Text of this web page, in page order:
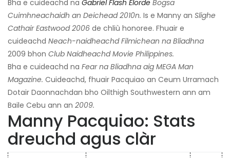
Bha e cuideachd na Gabriel Flash Elorde Bogsa
Cuimhneachaidh an Deichead 2010n. Is e Manny an Slighe
Cathair Eastwood 2006 de chliù honoree. Fhuair e
cuideachd Neach-naidheachd Filmichean na Bliadhna
2009 bhon Club Naidheachd Movie Philippines.
Bha e cuideachd na Fear na Bliadhna aig MEGA Man
Magazine. Cuideachd, fhuair Pacquiao an Ceum Urramach
Dotair Daonnachdan bho Oilthigh Southwestern ann am
Baile Cebu ann an 2009.
Manny Pacquiao: Stats
dreuchd agus clàr